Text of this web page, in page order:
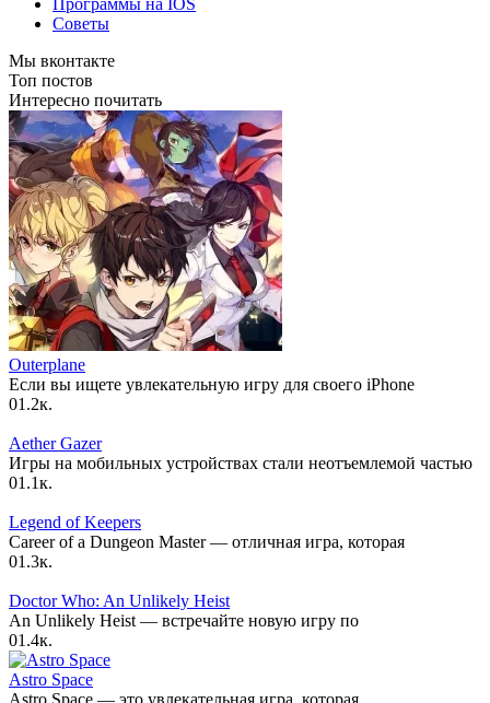
Программы на IOS
Советы
Мы вконтакте
Топ постов
Интересно почитать
Outerplane
Если вы ищете увлекательную игру для своего iPhone
01.2к.
Aether Gazer
Игры на мобильных устройствах стали неотъемлемой частью
01.1к.
Legend of Keepers
Career of a Dungeon Master — отличная игра, которая
01.3к.
Doctor Who: An Unlikely Heist
An Unlikely Heist — встречайте новую игру по
01.4к.
Astro Space